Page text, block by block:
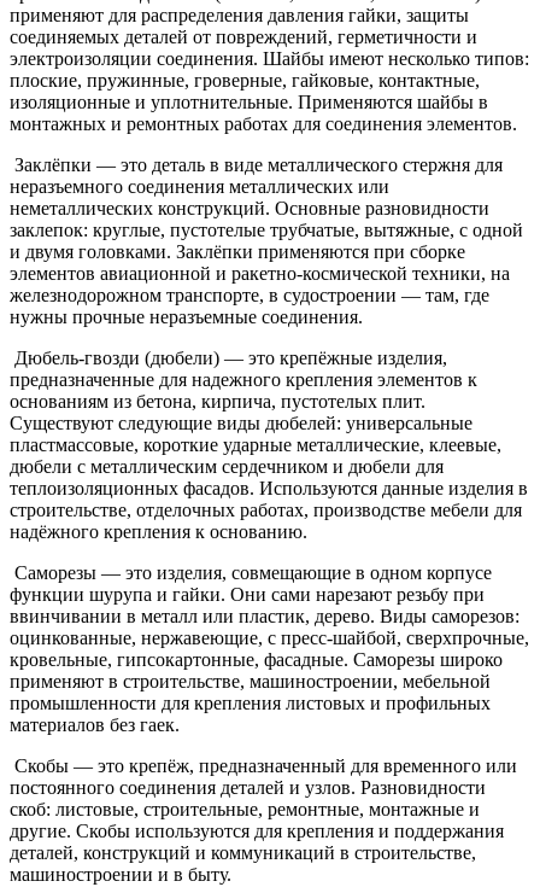
применяют для распределения давления гайки, защиты
соединяемых деталей от повреждений, герметичности и
электроизоляции соединения. Шайбы имеют несколько типов:
плоские, пружинные, гроверные, гайковые, контактные,
изоляционные и уплотнительные. Применяются шайбы в
монтажных и ремонтных работах для соединения элементов.
Заклёпки — это деталь в виде металлического стержня для
неразъемного соединения металлических или
неметаллических конструкций. Основные разновидности
заклепок: круглые, пустотелые трубчатые, вытяжные, с одной
и двумя головками. Заклёпки применяются при сборке
элементов авиационной и ракетно-космической техники, на
железнодорожном транспорте, в судостроении — там, где
нужны прочные неразъемные соединения.
Дюбель-гвозди (дюбели) — это крепёжные изделия,
предназначенные для надежного крепления элементов к
основаниям из бетона, кирпича, пустотелых плит.
Существуют следующие виды дюбелей: универсальные
пластмассовые, короткие ударные металлические, клеевые,
дюбели с металлическим сердечником и дюбели для
теплоизоляционных фасадов. Используются данные изделия в
строительстве, отделочных работах, производстве мебели для
надёжного крепления к основанию.
Саморезы — это изделия, совмещающие в одном корпусе
функции шурупа и гайки. Они сами нарезают резьбу при
ввинчивании в металл или пластик, дерево. Виды саморезов:
оцинкованные, нержавеющие, с пресс-шайбой, сверхпрочные,
кровельные, гипсокартонные, фасадные. Саморезы широко
применяют в строительстве, машиностроении, мебельной
промышленности для крепления листовых и профильных
материалов без гаек.
Скобы — это крепёж, предназначенный для временного или
постоянного соединения деталей и узлов. Разновидности
скоб: листовые, строительные, ремонтные, монтажные и
другие. Скобы используются для крепления и поддержания
деталей, конструкций и коммуникаций в строительстве,
машиностроении и в быту.